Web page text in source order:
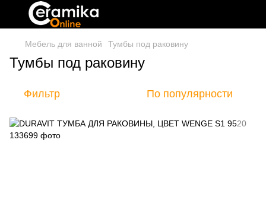
Мебель для ванной Тумбы под раковину
Тумбы под раковину
Фильтр По популярности